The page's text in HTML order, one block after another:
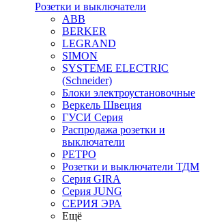
Розетки и выключатели
ABB
BERKER
LEGRAND
SIMON
SYSTEME ELECTRIC
(Schneider)
Блоки электроустановочные
Веркель Швеция
ГУСИ Серия
Распродажа розетки и
выключатели
РЕТРО
Розетки и выключатели ТДМ
Серия GIRA
Серия JUNG
СЕРИЯ ЭРА
Ещё